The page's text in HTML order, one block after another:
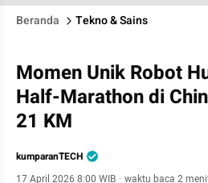
Beranda Tekno & Sains
Momen Unik Robot
Half-Marathon di
21 KM
kumparanTECH
17 April 2026 8:00 WIB · waktu baca 2